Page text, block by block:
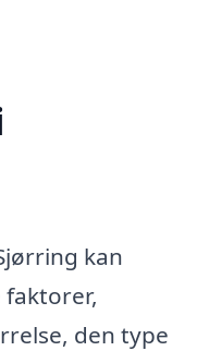
kan
den type